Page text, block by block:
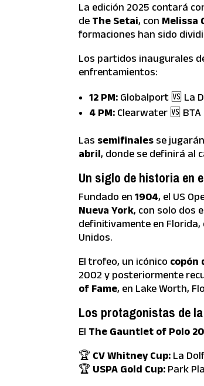
La edición 2025 contará
de The Setai, con Melissa
formaciones han sido
Los partidos inaugurales
enfrentamientos:
12 PM: Globalport 🆚 La
4 PM: Clearwater 🆚 BTA
Las semifinales se
abril, donde se definirá al
Un siglo de historia en
Fundado en1904, el US
Nueva York, con solo dos
definitivamente en
Unidos.
El trofeo, un icónico copón
2002 y posteriormente
of Fame, en Lake Worth,
Los protagonistas de
El The Gauntlet of Polo
🏆 CV Whitney Cup: La
🏆 USPA Gold Cup: Park